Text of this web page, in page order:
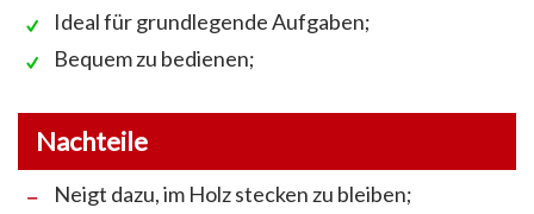
Ideal für grundlegende Aufgaben;
Bequem zu bedienen;
Nachteile
Neigt dazu, im Holz stecken zu bleiben;